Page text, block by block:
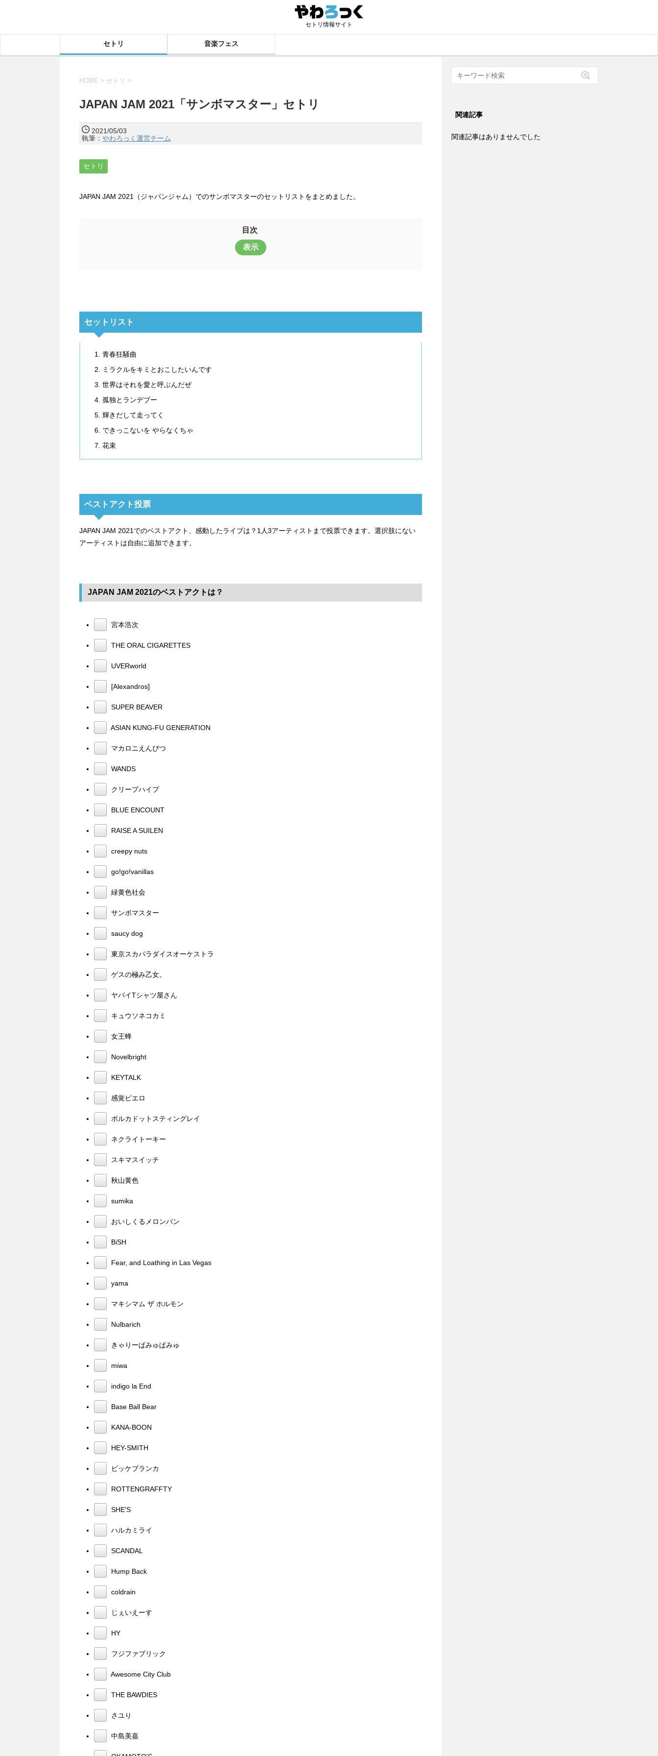
セトリ情報サイト
セトリ 音楽フェス
HOME > セトリ >
JAPAN JAM 2021「サンボマスター」セトリ
2021/05/03
執筆： やわろっく運営チーム
セトリ
JAPAN JAM 2021（ジャパンジャム）でのサンボマスターのセットリストをまとめました。
目次
表示
セットリスト
青春狂騒曲
ミラクルをキミとおこしたいんです
世界はそれを愛と呼ぶんだぜ
孤独とランデブー
輝きだして走ってく
できっこないを やらなくちゃ
花束
ベストアクト投票
JAPAN JAM 2021でのベストアクト、感動したライブは？1人3アーティストまで投票できます。選択肢にない
アーティストは自由に追加できます。
JAPAN JAM 2021のベストアクトは？
宮本浩次
THE ORAL CIGARETTES
UVERworld
[Alexandros]
SUPER BEAVER
ASIAN KUNG-FU GENERATION
マカロニえんぴつ
WANDS
クリープハイプ
BLUE ENCOUNT
RAISE A SUILEN
creepy nuts
go!go!vanillas
緑黄色社会
サンボマスター
saucy dog
東京スカパラダイスオーケストラ
ゲスの極み乙女。
ヤバイTシャツ屋さん
キュウソネコカミ
女王蜂
Novelbright
KEYTALK
感覚ピエロ
ポルカドットスティングレイ
ネクライトーキー
スキマスイッチ
秋山黄色
sumika
おいしくるメロンパン
BiSH
Fear, and Loathing in Las Vegas
yama
マキシマム ザ ホルモン
Nulbarich
きゃりーぱみゅぱみゅ
miwa
indigo la End
Base Ball Bear
KANA-BOON
HEY-SMITH
ビッケブランカ
ROTTENGRAFFTY
SHE'S
ハルカミライ
SCANDAL
Hump Back
coldrain
じぇいえーす
HY
フジファブリック
Awesome City Club
THE BAWDIES
さユり
中島美嘉
関連記事
関連記事はありませんでした